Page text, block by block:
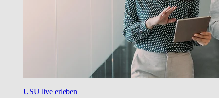
USU live erleben